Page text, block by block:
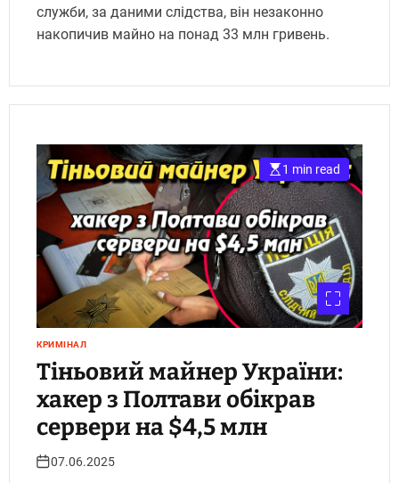
служби, за даними слідства, він незаконно
накопичив майно на понад 33 млн гривень.
1 min read
КРИМІНАЛ
Тіньовий майнер України:
хакер з Полтави обікрав
сервери на $4,5 млн
07.06.2025